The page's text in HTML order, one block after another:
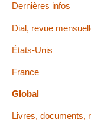
Dernières infos
Dial, revue
États-Unis
France
Global
Livres, documents,